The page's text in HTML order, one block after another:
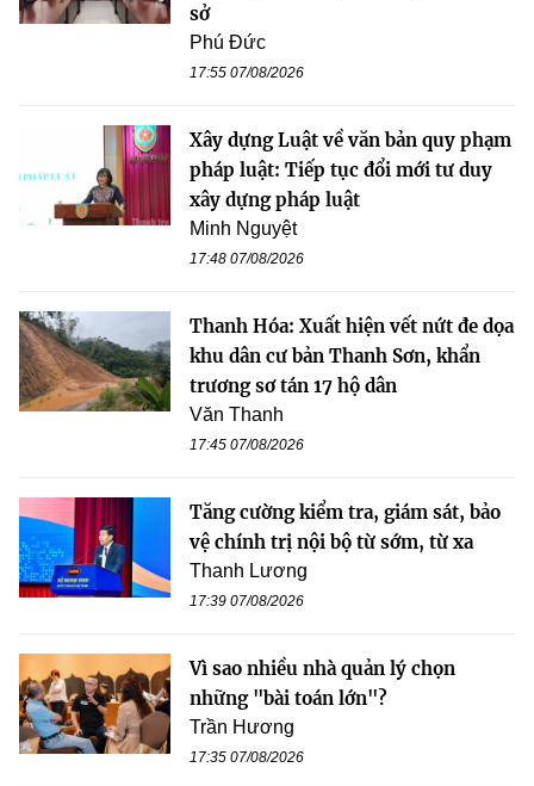
sở
Phú Đức
17:55 07/08/2026
Xây dựng Luật về văn bản quy phạm
pháp luật: Tiếp tục đổi mới tư duy
xây dựng pháp luật
Minh Nguyệt
17:48 07/08/2026
Thanh Hóa: Xuất hiện vết nứt đe dọa
khu dân cư bản Thanh Sơn, khẩn
trương sơ tán 17 hộ dân
Văn Thanh
17:45 07/08/2026
Tăng cường kiểm tra, giám sát, bảo
vệ chính trị nội bộ từ sớm, từ xa
Thanh Lương
17:39 07/08/2026
Vì sao nhiều nhà quản lý chọn
những "bài toán lớn"?
Trần Hương
17:35 07/08/2026